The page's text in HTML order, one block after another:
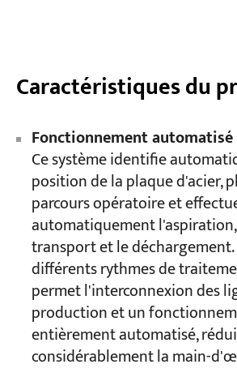
Caractéristiques du
Fonctionnement
Ce système identifie
position de la plaque d'acier,
parcours opératoire et
automatiquement
transport et le
différents rythmes de
permet l'interconnexion des
production et un
entièrement automatisé,
considérablement la main-